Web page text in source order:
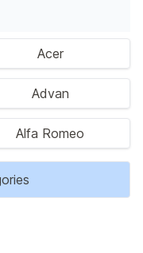
Acer
Advan
Alfa Romeo